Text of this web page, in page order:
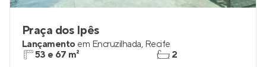
Praça dos Ipês
Lançamento em Encruzilhada, Recife
53 e 67 m²
2